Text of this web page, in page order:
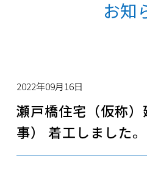
お知
2022年09月16日
瀬戸橋住宅（仮称
事） 着工しました。